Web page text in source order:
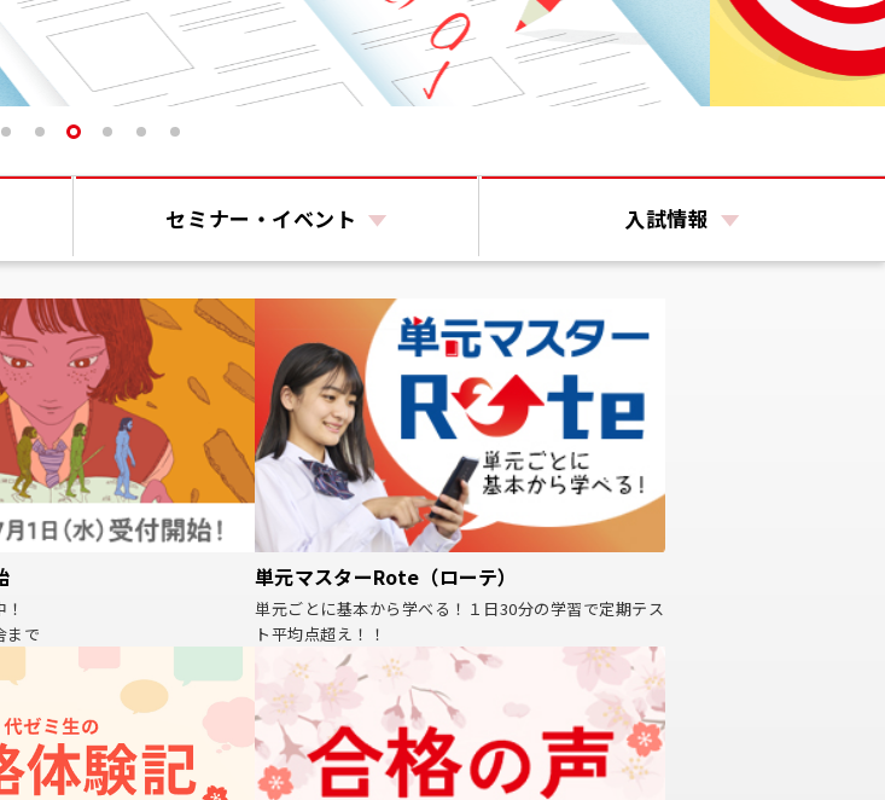
セミナー・ イベント 入試情報
まで
単元マスターRote（ローテ）
単元ごとに基本から学べる！１日30分の学習で定期テス
ト平均点超え！！